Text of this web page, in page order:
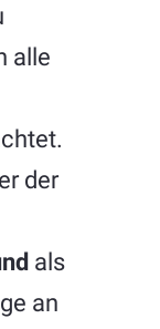
alle
der
als
an